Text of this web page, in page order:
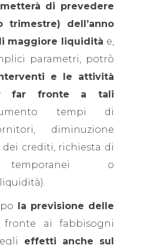
di prevedere
dell’anno
maggiore liquidità e,
parametri, potrò
e le attività
far fronte a tali
tempi di
diminuzione
crediti, richiesta di
temporanei o
la previsione delle
ai fabbisogni
effetti anche sul